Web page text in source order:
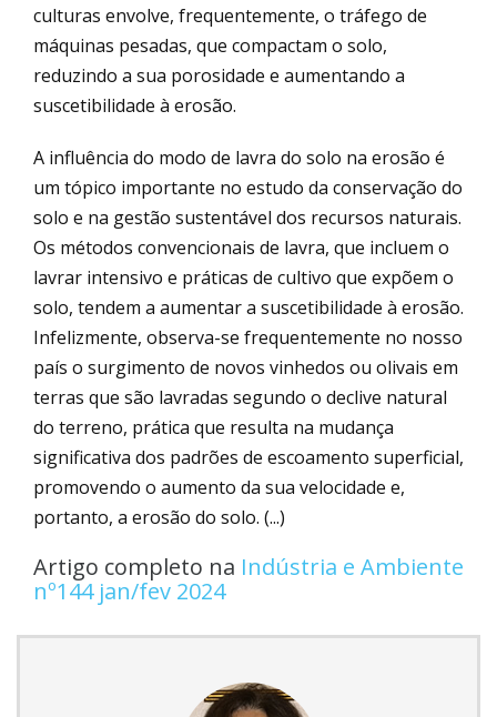
culturas envolve, frequentemente, o tráfego de
máquinas pesadas, que compactam o solo,
reduzindo a sua porosidade e aumentando a
suscetibilidade à erosão.
A influência do modo de lavra do solo na erosão é
um tópico importante no estudo da conservação do
solo e na gestão sustentável dos recursos naturais.
Os métodos convencionais de lavra, que incluem o
lavrar intensivo e práticas de cultivo que expõem o
solo, tendem a aumentar a suscetibilidade à erosão.
Infelizmente, observa-se frequentemente no nosso
país o surgimento de novos vinhedos ou olivais em
terras que são lavradas segundo o declive natural
do terreno, prática que resulta na mudança
significativa dos padrões de escoamento superficial,
promovendo o aumento da sua velocidade e,
portanto, a erosão do solo. (...)
Artigo completo na Indústria e Ambiente
nº144 jan/fev 2024